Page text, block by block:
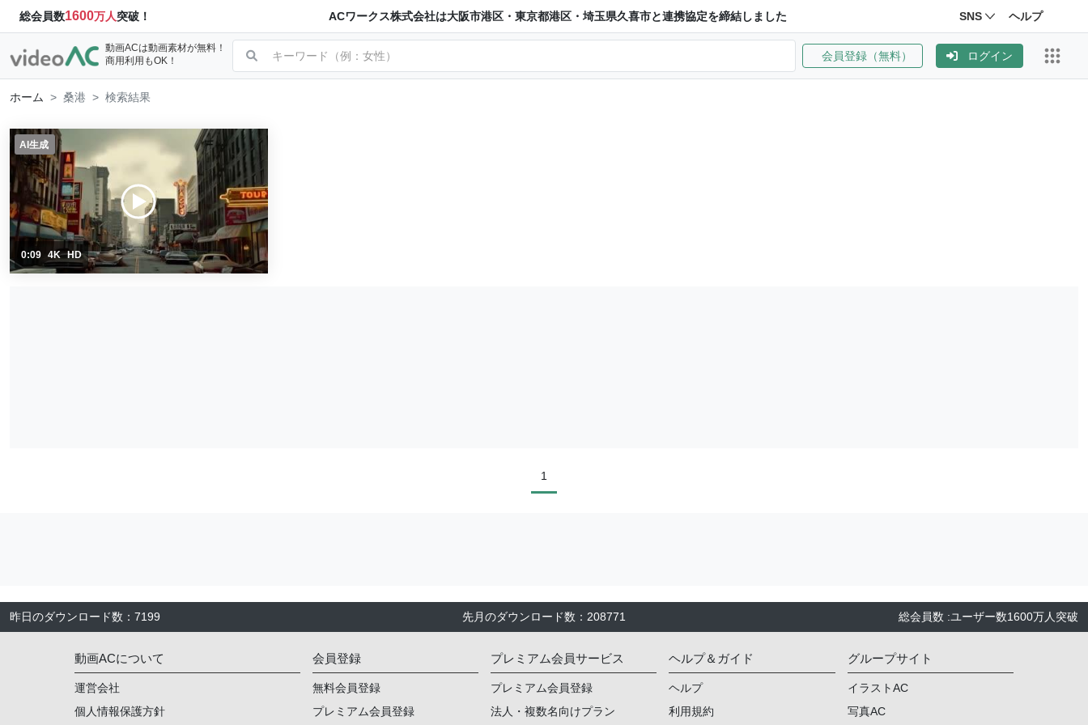
総会員数1600万人突破！ ACワークス株式会社は大阪市港区・東京都港区・埼玉県久喜市と連携協定を締結しました SNS ヘルプ
動画ACは動画素材が無料！
商用利用もOK！
会員登録（無料） ログイン
ホーム 桑港 検索結果
AI生成
0:09 4K HD
1
昨日のダウンロード数 ： 7199 先月のダウンロード数 ： 208771 総会員数 :ユーザー数1600万人突破
動画ACについて
運営会社
個人情報保護方針
会員登録
無料会員登録
プレミアム会員登録
プレミアム会員サービス
プレミアム会員登録
法人・複数名向けプラン
ヘルプ＆ガイド
ヘルプ
利用規約
グループサイト
イラストAC
写真AC